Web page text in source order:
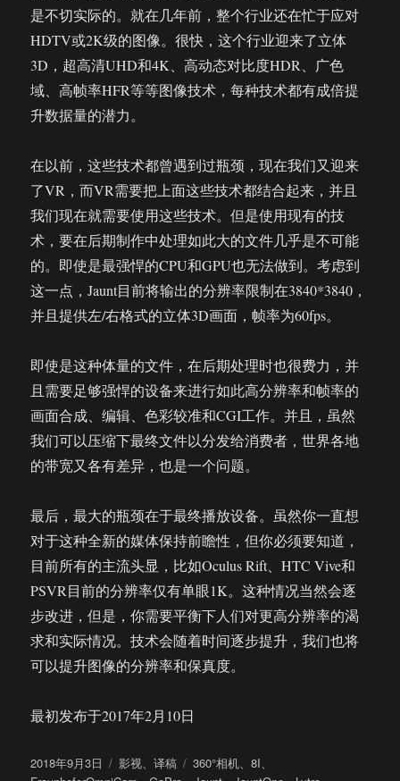
是不切实际的。就在几年前，整个行业还在忙于应对
HDTV或2K级的图像。很快，这个行业迎来了立体
3D，超高清UHD和4K、高动态对比度HDR、广色
域、高帧率HFR等等图像技术，每种技术都有成倍提
升数据量的潜力。
在以前，这些技术都曾遇到过瓶颈，现在我们又迎来
了VR，而VR需要把上面这些技术都结合起来，并且
我们现在就需要使用这些技术。但是使用现有的技
术，要在后期制作中处理如此大的文件几乎是不可能
的。即使是最强悍的CPU和GPU也无法做到。考虑到
这一点，Jaunt目前将输出的分辨率限制在3840*3840，
并且提供左/右格式的立体3D画面，帧率为60fps。
即使是这种体量的文件，在后期处理时也很费力，并
且需要足够强悍的设备来进行如此高分辨率和帧率的
画面合成、编辑、色彩较准和CGI工作。并且，虽然
我们可以压缩下最终文件以分发给消费者，世界各地
的带宽又各有差异，也是一个问题。
最后，最大的瓶颈在于最终播放设备。虽然你一直想
对于这种全新的媒体保持前瞻性，但你必须要知道，
目前所有的主流头显，比如Oculus Rift、HTC Vive和
PSVR目前的分辨率仅有单眼1K。这种情况当然会逐
步改进，但是，你需要平衡下人们对更高分辨率的渴
求和实际情况。技术会随着时间逐步提升，我们也将
可以提升图像的分辨率和保真度。
最初发布于2017年2月10日
发
2018年9月3日
分
影视、译稿
标
360°相机、8I、